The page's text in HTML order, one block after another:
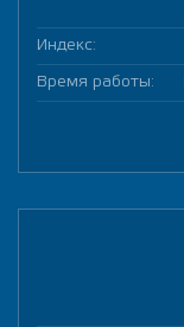
Индекс:
Время работы: